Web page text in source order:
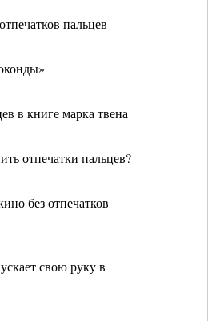
пальцев
в книге марка твена
отпечатки пальцев?
без отпечатков
свою руку в